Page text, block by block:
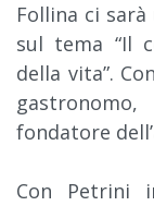
Follina ci sarà
sul tema “Il
della vita”.
fondatore
Con Petrini